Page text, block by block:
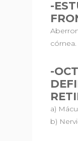
-
córnea.
-
a)
b)